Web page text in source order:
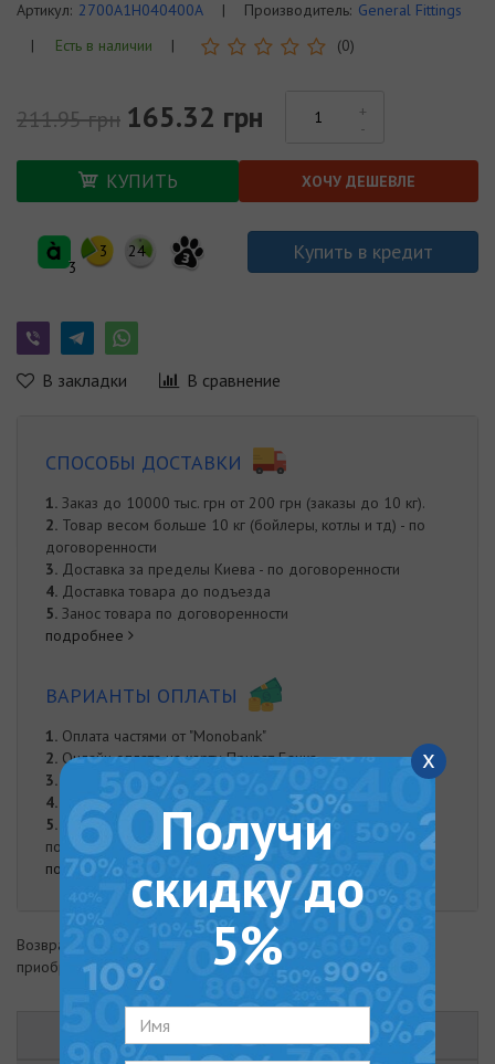
Артикул: 2700A1H040400A | Производитель: General Fittings
|
Есть в наличии | (0)
211.95 грн 165.32 грн
КУПИТЬ ХОЧУ ДЕШЕВЛЕ
3
3 24 3 Купить в кредит
В закладки В сравнение
СПОСОБЫ ДОСТАВКИ
1. Заказ до 10000 тыс. грн от 200 грн (заказы до 10 кг).
2. Товар весом больше 10 кг (бойлеры, котлы и тд) - по
договоренности
3. Доставка за пределы Киева - по договоренности
4. Доставка товара до подъезда
5. Занос товара по договоренности
подробнее
ВАРИАНТЫ ОПЛАТЫ
1. Оплата частями от "Monobank"
2. Онлайн оплата на карту Приват Банка
3. Оплата при доставке
4.
Наложенный платеж
5.
Оплата наличными. Наличная оплата возможна при
получении заказа курьером либо в нашем офисе.
подробнее
Возврат товара возможен в течение 14 дней с момента
приобретения
x
Получи
скидку до
5%